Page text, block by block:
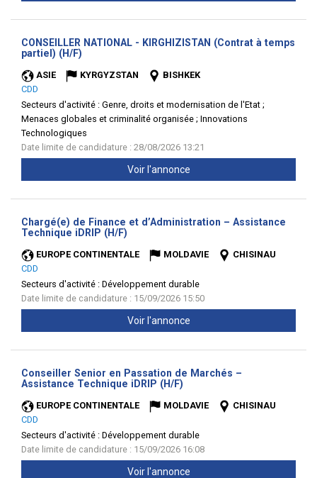
CONSEILLER NATIONAL - KIRGHIZISTAN (Contrat à temps
partiel) (H/F)
ASIE KYRGYZSTAN
BISHKEK
CDD
Secteurs d'activité : Genre, droits et modernisation de l'Etat ;
Menaces globales et criminalité organisée ; Innovations
Technologiques
Date limite de candidature : 28/08/2026 13:21
Voir l'annonce
Chargé(e) de Finance et d’Administration – Assistance
Technique iDRIP (H/F)
EUROPE CONTINENTALE MOLDAVIE
CHISINAU
CDD
Secteurs d'activité : Développement durable
Date limite de candidature : 15/09/2026 15:50
Voir l'annonce
Conseiller Senior en Passation de Marchés –
Assistance Technique iDRIP (H/F)
EUROPE CONTINENTALE MOLDAVIE
CHISINAU
CDD
Secteurs d'activité : Développement durable
Date limite de candidature : 15/09/2026 16:08
Voir l'annonce